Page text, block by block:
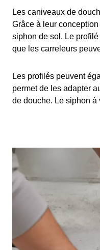
Les caniveaux de
Grâce à leur
siphon de sol. Le
que les carreleurs
Les profilés peuvent
permet de les adapter
de douche. Le siphon à